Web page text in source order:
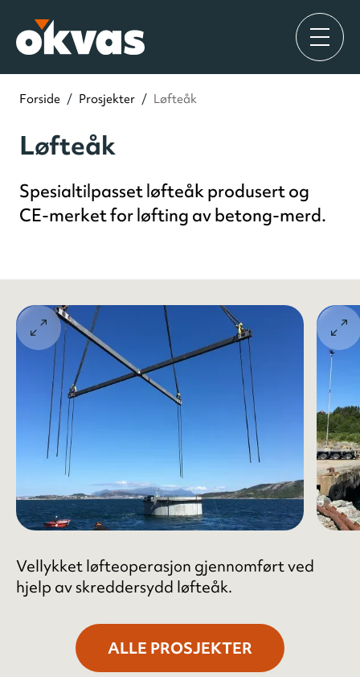
Forside / Prosjekter / Løfteåk
Løfteåk
Spesialtilpasset løfteåk produsert og
CE-merket for løfting av betong-merd.
Vellykket løfteoperasjon gjennomført ved
hjelp av skreddersydd løfteåk.
ALLE PROSJEKTER